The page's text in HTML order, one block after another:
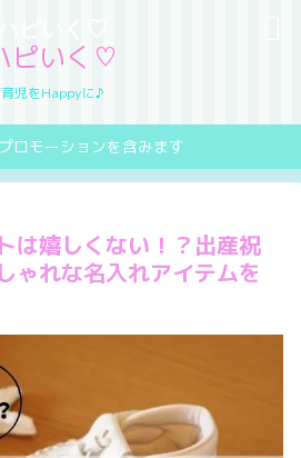
ピいく♡
育児をHappyに♪
ロモーションを含みます
は嬉しくない！？出産祝
ゃれな名入れアイテムを